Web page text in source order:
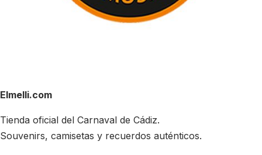
Elmelli.com
Tienda oficial del Carnaval de Cádiz.
Souvenirs, camisetas y recuerdos auténticos.